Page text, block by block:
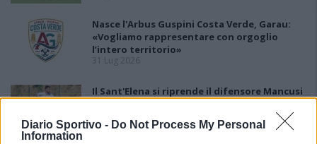
Diario Sportivo - Do Not Process My Personal
Information
Nasce l'Arbus Guspini Costa Verde, Garau:
«Vogliamo rappresentare con orgoglio
l’intero territorio»
31 Lug 2026
Il Sant'Elena si riprende il difensore Mancusi
28 Lug 2026